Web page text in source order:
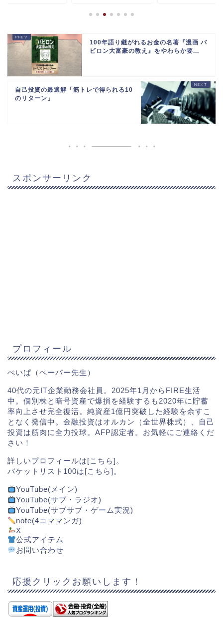
100年語り継がれるお金の名著『漫画 バ
ビロン大富豪の教え』をやわらか要...
自己投資の最適解「筋トレで得られる10
のリターン」
スポンサーリンク
プロフィール
ぺいぱ（ペーパー先生）
40代の元IT企業勤務会社員。2025年1月からFIRE生活
中。個別株と暗号資産で爆損を経験するも2020年に貯蓄
率向上させ完全復活。純資産1億円突破した経験を余すこ
となく発信中。金融投資はオルカン（全世界株式）、自己
投資は筋肉に全力投球。AFP認定者。お気軽にご連絡くだ
さい！
詳しいプロフィールは[こちら]。
バケットリスト100は[こちら]。
YouTube(メイン)
YouTube(サブ・ラジオ)
YouTube(サブサブ・ゲーム実況)
note(4コママンガ)
X
公式アイテム
お問い合わせ
応援クリックお願いします！